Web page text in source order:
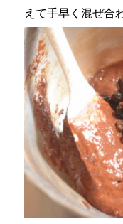
えて手早く混ぜ合